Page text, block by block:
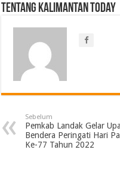
Tentang Kalimantan Today
Sebelum
Pemkab Landak Gelar
Bendera Peringati Hari
Ke-77 Tahun 2022